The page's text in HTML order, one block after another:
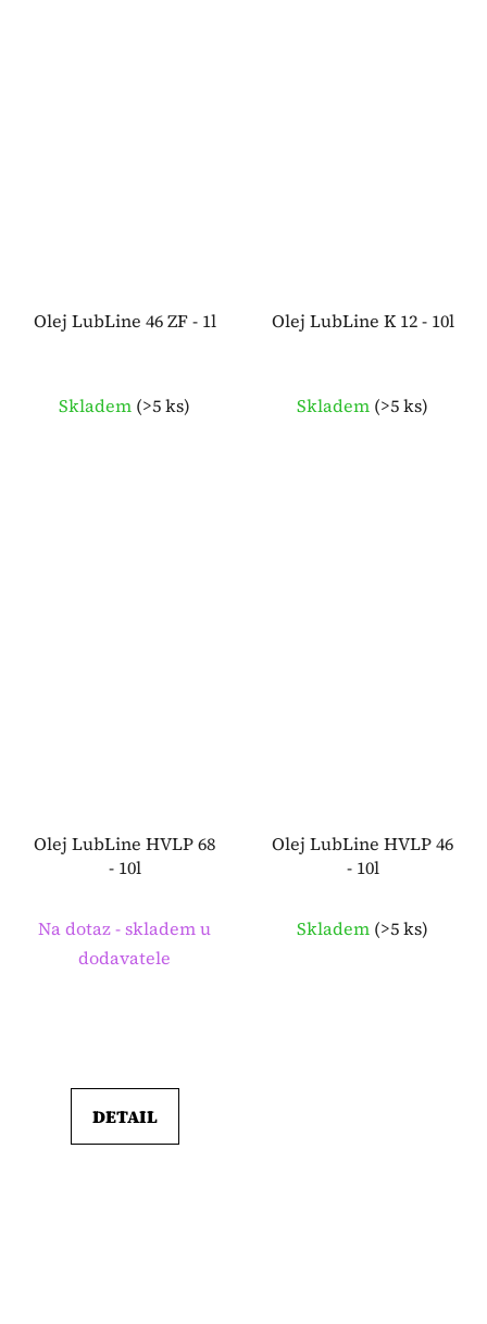
Olej LubLine 46 ZF - 1l
Skladem (>5 ks)
Olej LubLine K 12 - 10l
Skladem (>5 ks)
Olej LubLine HVLP 68
- 10l
Na dotaz - skladem u
dodavatele
DETAIL
Olej LubLine HVLP 46
- 10l
Skladem (>5 ks)